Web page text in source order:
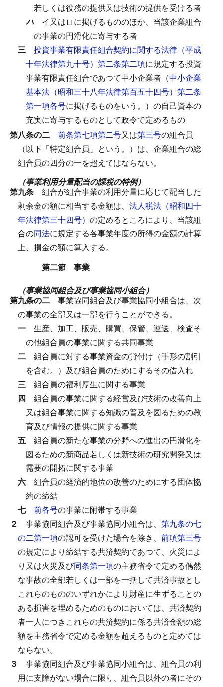
若しくは役務の提供又は技術の提供を受ける者
ハ イ又はロに掲げるもののほか、当該企業組合
の事業の円滑化に寄与する者
三 投資事業有限責任組合契約に関する法律（平成
十年法律第九十号）第二条第二項に規定する投資
事業有限責任組合であつて中小企業者（中小企業
基本法（昭和三十八年法律第百五十四号）第二条
第一項各号に掲げるものをいう。）の自己資本の
充実に寄与するものとして政令で定めるもの
第八条の二 前条第七項第二号又は第三号の組合員
（以下「特定組合員」という。）は、企業組合の総
組合員の四分の一を超えてはならない。
（事業利用分量配当の課税の特例）
第九条 組合が組合事業の利用分量に応じて配当した
剰余金の額に相当する金額は、 法人税法（昭和四十
年法律第三十四号） の定めるところにより、当該組
合の同法に規定する各事業年度の所得の金額の計算
上、損金の額に算入する。
第二節 事業
（事業協同組合及び事業協同小組合）
第九条の二 事業協同組合及び事業協同小組合は、次
の事業の全部又は一部を行うことができる。
一 生産、加工、販売、購買、保管、運送、検査そ
の他組合員の事業に関する共同事業
二 組合員に対する事業資金の貸付け（手形の割引
を含む。）及び組合員のためにするその借入れ
三 組合員の福利厚生に関する事業
四 組合員の事業に関する経営及び技術の改善向上
又は組合事業に関する知識の普及を図るための教
育及び情報の提供に関する事業
五 組合員の新たな事業の分野への進出の円滑化を
図るための新商品若しくは新技術の研究開発又は
需要の開拓に関する事業
六 組合員の経済的地位の改善のためにする団体協
約の締結
七 前各号の事業に附帯する事業
２ 事業協同組合及び事業協同小組合は、 第九条の七
の二第一項の認可を受けた場合を除き、 前項第三号
の規定により締結する共済契約であつて、火災によ
り又は火災及び同条第一項の主務省令で定める偶然
な事故の全部若しくは一部を一括して共済事故とし
これらのもののいずれかにより財産に生ずることの
ある損害を埋めるためのものにおいては、共済契約
者一人につきこれらの共済契約に係る共済金額の総
額を主務省令で定める金額を超えるものと定めては
ならない。
３ 事業協同組合及び事業協同小組合は、組合員の利
用に支障がない場合に限り、組合員以外の者にその